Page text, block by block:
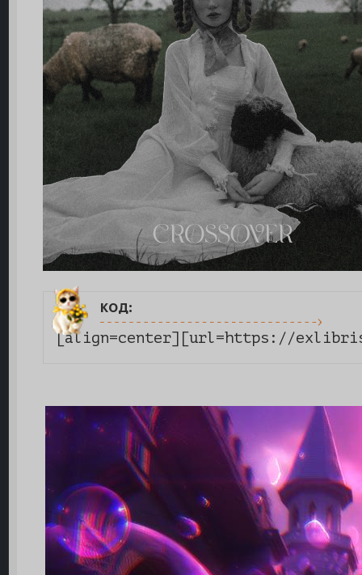
код:
[align=center][url=https://